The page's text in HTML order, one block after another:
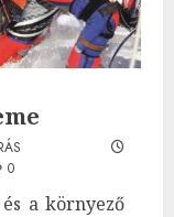
0
a környező